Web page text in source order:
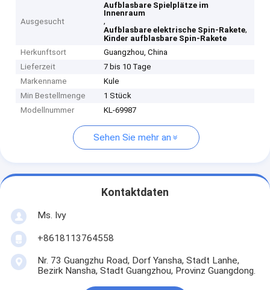
Ausgesucht
Aufblasbare Spielplätze im
Innenraum
,
Aufblasbare elektrische Spin-Rakete,
Kinder aufblasbare Spin-Rakete
Herkunftsort
Guangzhou, China
Lieferzeit
7 bis 10 Tage
Markenname
Kule
Min Bestellmenge
1 Stück
Modellnummer
KL-69987
Sehen Sie mehr an
Kontaktdaten
Ms. Ivy
+8618113764558
Nr. 73 Guangzhu Road, Dorf Yansha, Stadt Lanhe,
Bezirk Nansha, Stadt Guangzhou, Provinz Guangdong.